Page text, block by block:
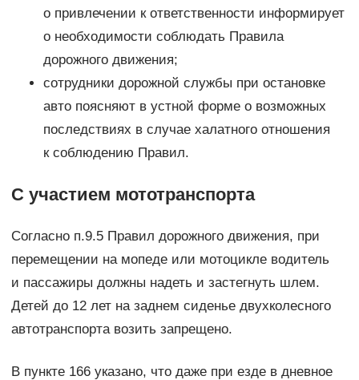
о привлечении к ответственности информирует
о необходимости соблюдать Правила
дорожного движения;
сотрудники дорожной службы при остановке
авто поясняют в устной форме о возможных
последствиях в случае халатного отношения
к соблюдению Правил.
С участием мототранспорта
Согласно п.9.5 Правил дорожного движения, при
перемещении на мопеде или мотоцикле водитель
и пассажиры должны надеть и застегнуть шлем.
Детей до 12 лет на заднем сиденье двухколесного
автотранспорта возить запрещено.
В пункте 166 указано, что даже при езде в дневное